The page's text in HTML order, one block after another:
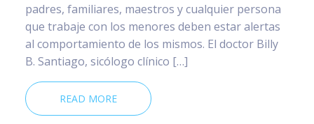
padres, familiares, maestros y cualquier persona
que trabaje con los menores deben estar alertas
al comportamiento de los mismos. El doctor Billy
B. Santiago, sicólogo clínico […]
READ MORE